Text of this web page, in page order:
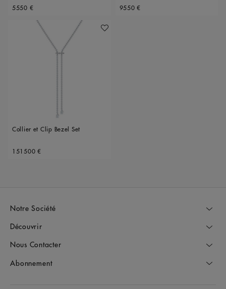
Original price
5550 € Original price
9550 €
Ajouter À Ma Wishlist
Collier et Clip Bezel Set
Original price
151500 €
Notre Société
Découvrir
Nous Contacter
Abonnement